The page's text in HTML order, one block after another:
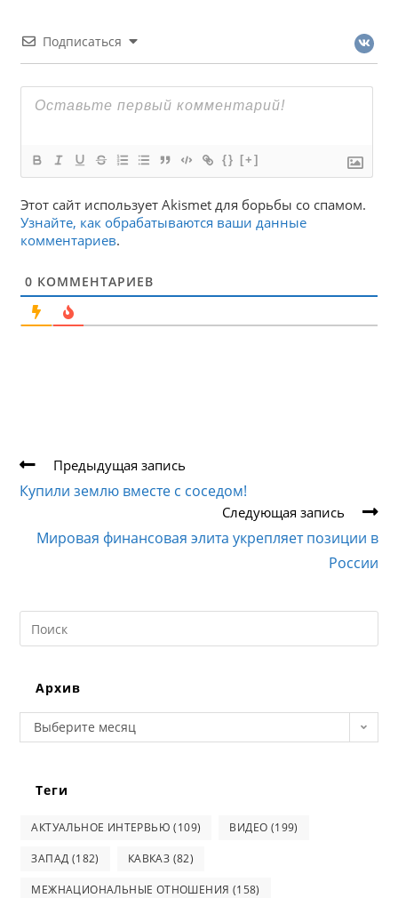
Подписаться
{} [+]
Этот сайт использует Akismet для борьбы со спамом.
Узнайте, как обрабатываются ваши данные
комментариев.
0 КОММЕНТАРИЕВ
Еще
статьи
Предыдущая запись
Купили землю вместе с соседом!
Следующая запись
Мировая финансовая элита укрепляет позиции в
России
Search
this
Архив
Архив
Выберите месяц
Теги
АКТУАЛЬНОЕ ИНТЕРВЬЮ (109) ВИДЕО (199)
ЗАПАД (182) КАВКАЗ (82)
МЕЖНАЦИОНАЛЬНЫЕ ОТНОШЕНИЯ (158)